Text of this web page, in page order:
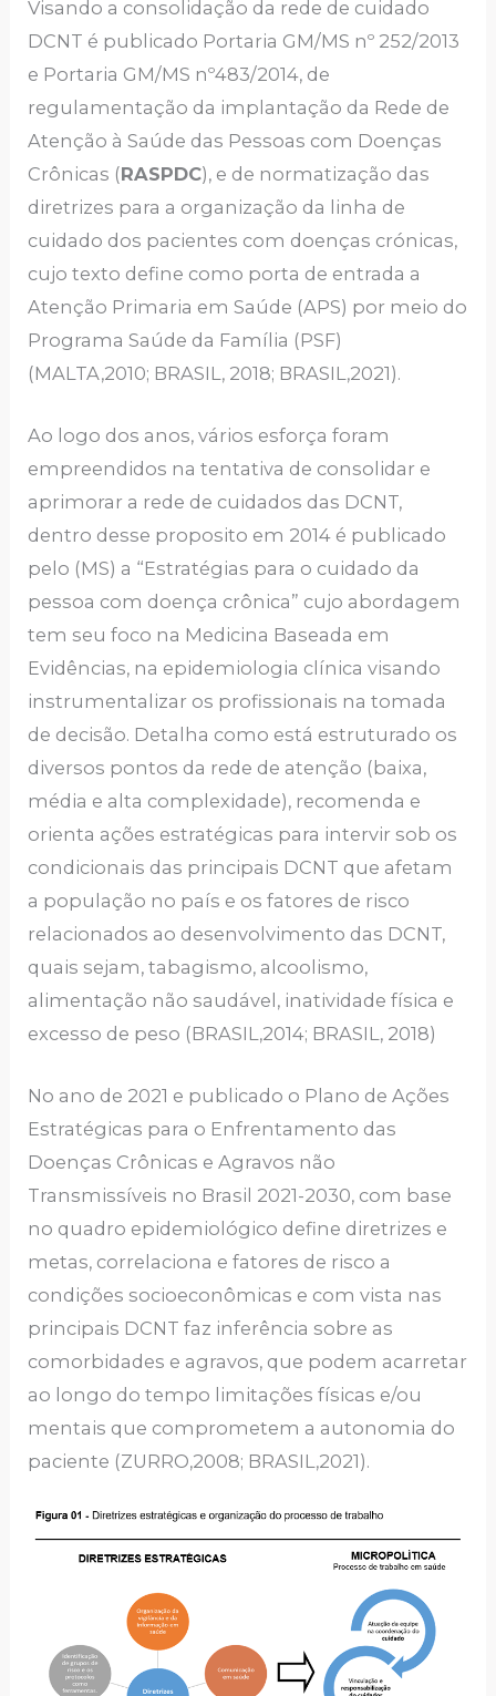
Visando a consolidação da rede de cuidado
DCNT é publicado Portaria GM/MS nº 252/2013
e Portaria GM/MS nº483/2014, de
regulamentação da implantação da Rede de
Atenção à Saúde das Pessoas com Doenças
Crônicas (RASPDC), e de normatização das
diretrizes para a organização da linha de
cuidado dos pacientes com doenças crónicas,
cujo texto define como porta de entrada a
Atenção Primaria em Saúde (APS) por meio do
Programa Saúde da Família (PSF)
(MALTA,2010; BRASIL, 2018; BRASIL,2021).
Ao logo dos anos, vários esforça foram
empreendidos na tentativa de consolidar e
aprimorar a rede de cuidados das DCNT,
dentro desse proposito em 2014 é publicado
pelo (MS) a “Estratégias para o cuidado da
pessoa com doença crônica” cujo abordagem
tem seu foco na Medicina Baseada em
Evidências, na epidemiologia clínica visando
instrumentalizar os profissionais na tomada
de decisão. Detalha como está estruturado os
diversos pontos da rede de atenção (baixa,
média e alta complexidade), recomenda e
orienta ações estratégicas para intervir sob os
condicionais das principais DCNT que afetam
a população no país e os fatores de risco
relacionados ao desenvolvimento das DCNT,
quais sejam, tabagismo, alcoolismo,
alimentação não saudável, inatividade física e
excesso de peso (BRASIL,2014; BRASIL, 2018)
No ano de 2021 e publicado o Plano de Ações
Estratégicas para o Enfrentamento das
Doenças Crônicas e Agravos não
Transmissíveis no Brasil 2021-2030, com base
no quadro epidemiológico define diretrizes e
metas, correlaciona e fatores de risco a
condições socioeconômicas e com vista nas
principais DCNT faz inferência sobre as
comorbidades e agravos, que podem acarretar
ao longo do tempo limitações físicas e/ou
mentais que comprometem a autonomia do
paciente (ZURRO,2008; BRASIL,2021).